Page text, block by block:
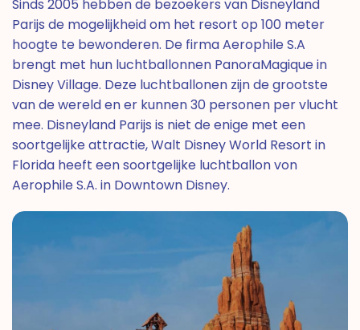
Sinds 2005 hebben de bezoekers van Disneyland
Parijs de mogelijkheid om het resort op 100 meter
hoogte te bewonderen. De firma Aerophile S.A
brengt met hun luchtballonnen PanoraMagique in
Disney Village. Deze luchtballonen zijn de grootste
van de wereld en er kunnen 30 personen per vlucht
mee. Disneyland Parijs is niet de enige met een
soortgelijke attractie, Walt Disney World Resort in
Florida heeft een soortgelijke luchtballon von
Aerophile S.A. in Downtown Disney.